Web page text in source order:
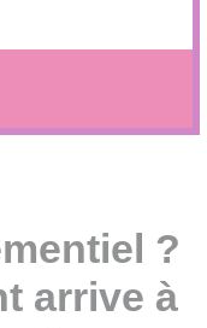
?
arrive à